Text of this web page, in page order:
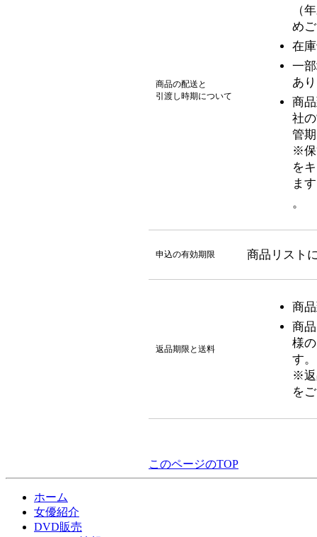
商品の配送と
引渡し時期について
（
め
在
一
あ
商
社
管
※保
を
ます
。
申込の有効期限 商品リスト
返品期限と送料
商
商
様
す
※返
を
このページのTOP
ホーム
女優紹介
DVD販売